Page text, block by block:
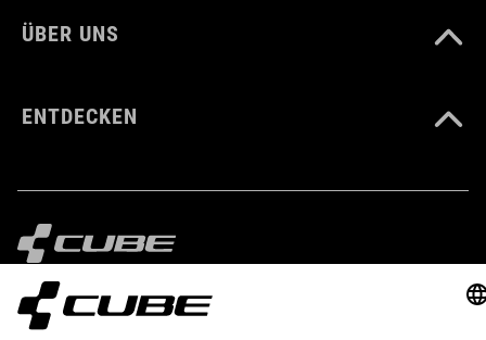
ÜBER UNS
ENTDECKEN
IMPRESSUM DATENSCHUTZ